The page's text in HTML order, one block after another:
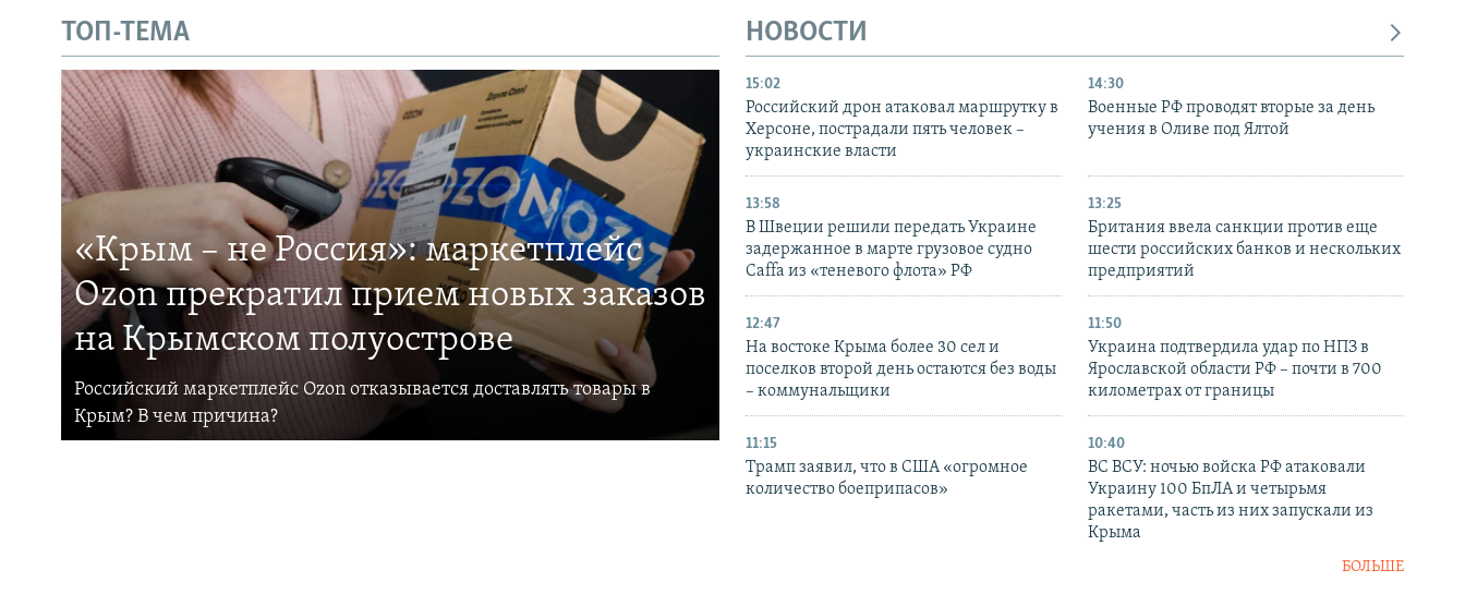
ТОП-ТЕМА
«Крым – не Россия»: маркетплейс
Ozon прекратил прием новых заказов
на Крымском полуострове
Российский маркетплейс Ozon отказывается доставлять товары в
Крым? В чем причина?
НОВОСТИ
15:02
Российский дрон атаковал маршрутку в
Херсоне, пострадали пять человек –
украинские власти
14:30
Военные РФ проводят вторые за день
учения в Оливе под Ялтой
13:58
В Швеции решили передать Украине
задержанное в марте грузовое судно
Caffa из «теневого флота» РФ
13:25
Британия ввела санкции против еще
шести российских банков и нескольких
предприятий
12:47
На востоке Крыма более 30 сел и
поселков второй день остаются без воды
– коммунальщики
11:50
Украина подтвердила удар по НПЗ в
Ярославской области РФ – почти в 700
километрах от границы
11:15
Трамп заявил, что в США «огромное
количество боеприпасов»
10:40
ВС ВСУ: ночью войска РФ атаковали
Украину 100 БпЛА и четырьмя
ракетами, часть из них запускали из
Крыма
БОЛЬШЕ